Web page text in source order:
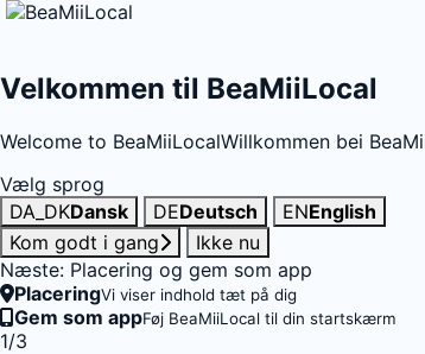
Velkommen til BeaMiiLocal
Welcome to BeaMiiLocalWillkommen bei
Vælg sprog
DA_DKDansk DEDeutsch ENEnglish
Kom godt i gang
Ikke nu
Næste: Placering og gem som app
PlaceringVi viser indhold tæt på dig
Gem som appFøj BeaMiiLocal til din startskærm
1/3